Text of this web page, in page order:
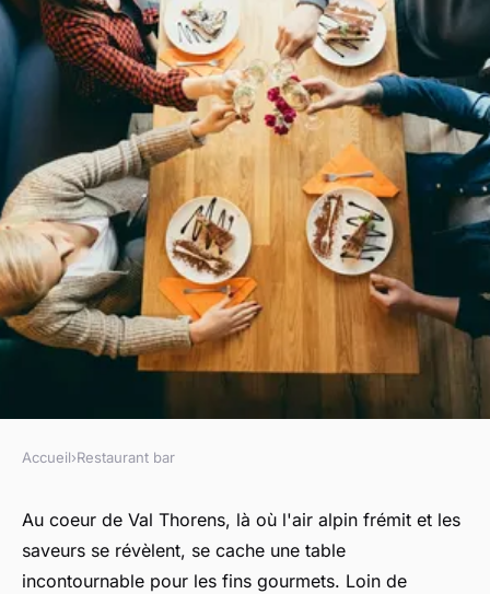
Découvrez le meilleur
restaurant de Val Thorens
Accueil›Restaurant bar
Au coeur de Val Thorens, là où l'air alpin frémit et les
saveurs se révèlent, se cache une table
incontournable pour les fins gourmets. Loin de